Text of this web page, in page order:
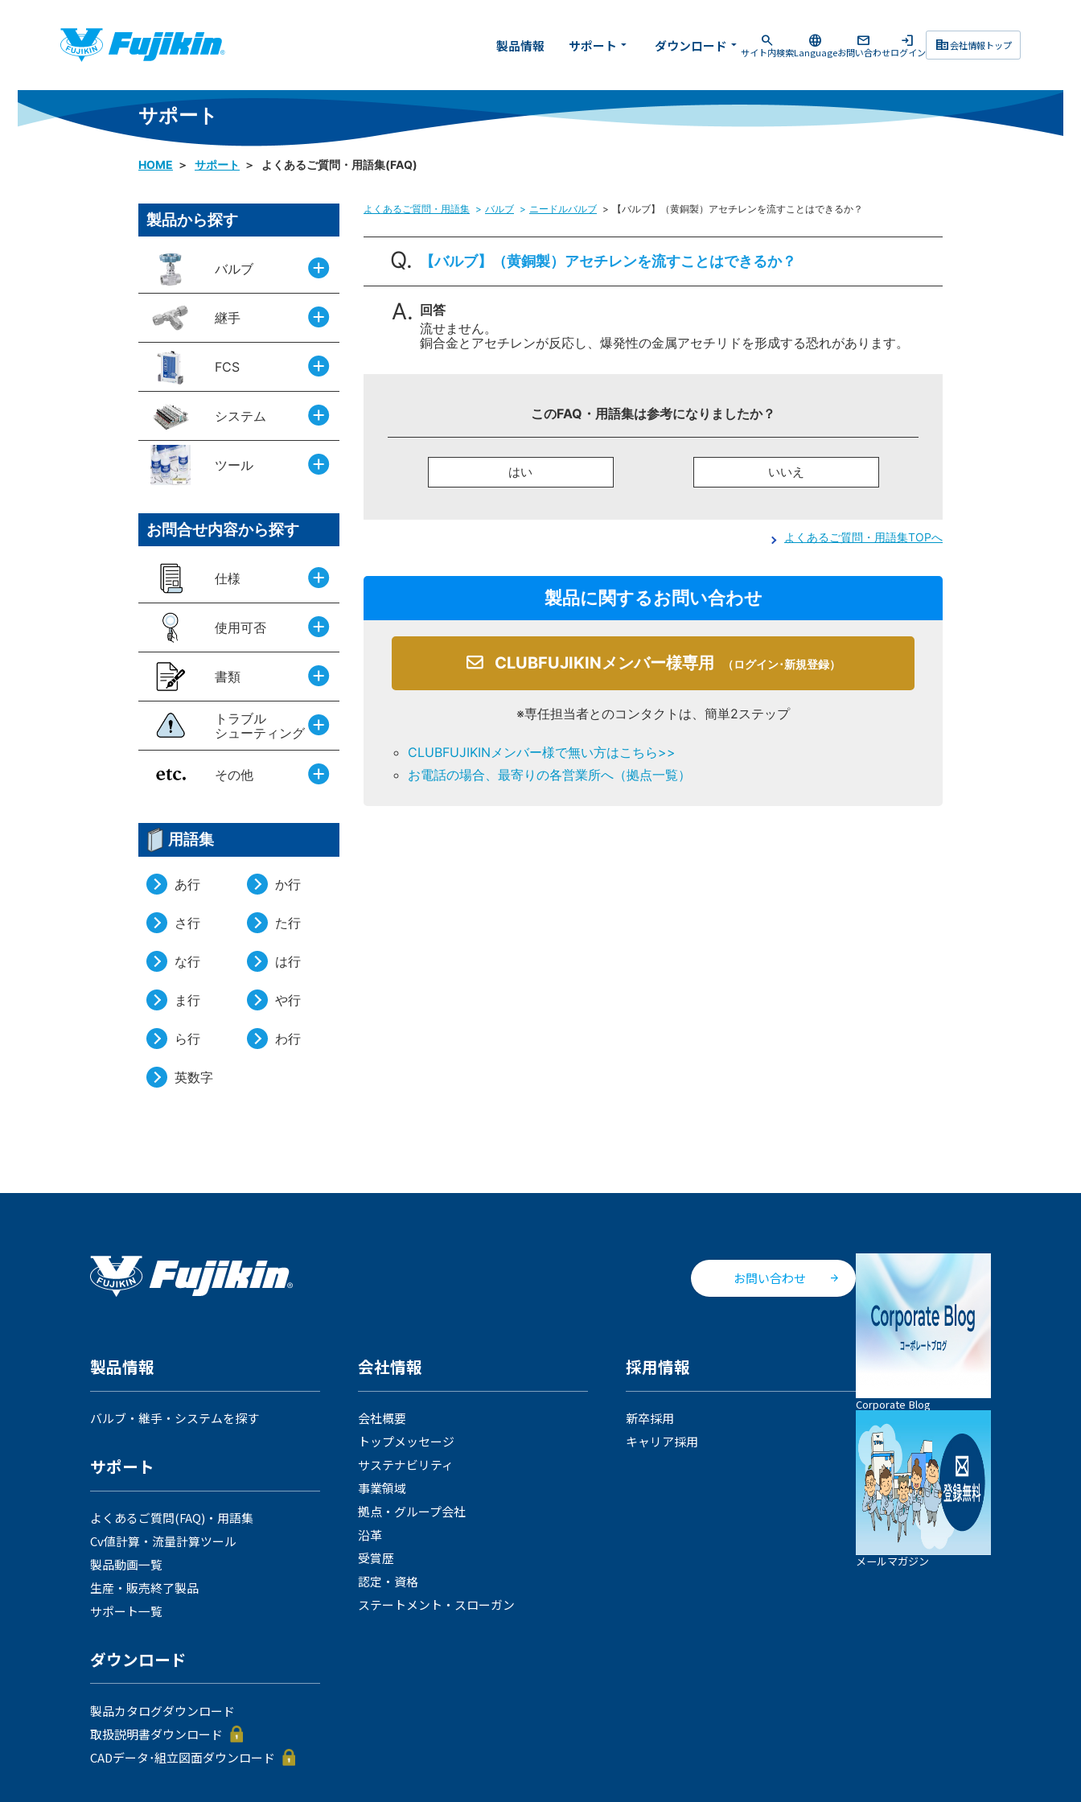
corporate_fare会社情報トップ
search
サイト内検索
language
Language
mail
お問い合わせ
login
ログイン
製品情報 サポート arrow_drop_down ダウンロード arrow_drop_down
製品情報
バルブ・継手・システムを探す
ダウンロード
製品カタログダウンロード
サポート
よくあるご質問(FAQ)・用語集
Cv値・流量計算ツール
バルブと継手のきほん
説明会・講習会
ログイン
会社情報
Corporate Blog
サポート
HOME サポート よくあるご質問・用語集(FAQ)
製品から探す
バルブ
継手
FCS
システム
ツール
お問合せ内容から探す
仕様
使用可否
書類
トラブル
シューティング
その他
用語集
あ行 か行
さ行 た行
な行 は行
ま行 や行
ら行 わ行
英数字
よくあるご質問・用語集 > バルブ > ニードルバルブ > 【バルブ】（黄銅製）アセチレンを流すことはできるか？
【バルブ】（黄銅製）アセチレンを流すことはできるか？
回答
流せません。
銅合金とアセチレンが反応し、爆発性の金属アセチリドを形成する恐れがあります。
このFAQ・用語集は参考になりましたか？
はい いいえ
よくあるご質問・用語集TOPへ
製品に関するお問い合わせ
CLUBFUJIKINメンバー様専用 （ログイン･新規登録）
※専任担当者とのコンタクトは、簡単2ステップ
CLUBFUJIKINメンバー様で無い方はこちら>>
お電話の場合、最寄りの各営業所へ（拠点一覧）
お問い合わせ
製品情報
バルブ・継手・システムを探す
サポート
よくあるご質問(FAQ)・用語集
Cv値計算・流量計算ツール
製品動画一覧
生産・販売終了製品
サポート一覧
ダウンロード
製品カタログダウンロード
取扱説明書ダウンロード
CADデータ･組立図面ダウンロード
会社情報
会社概要
トップメッセージ
サステナビリティ
事業領域
拠点・グループ会社
沿革
受賞歴
認定・資格
ステートメント・スローガン
採用情報
新卒採用
キャリア採用
Corporate Blog
メールマガジン